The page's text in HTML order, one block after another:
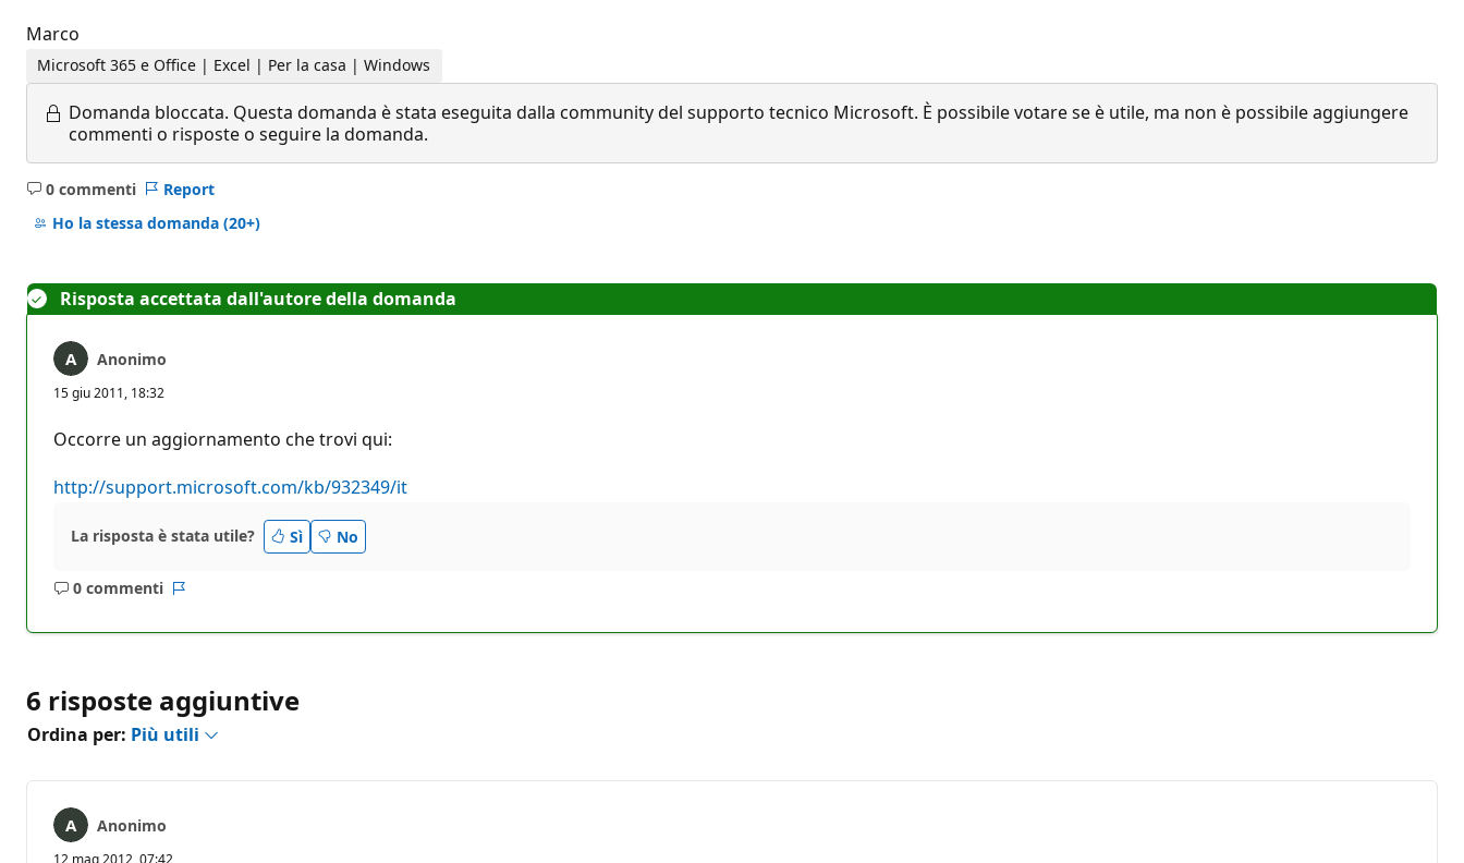
Marco
Microsoft 365 e Office | Excel | Per la casa | Windows
Domanda bloccata. Questa domanda è stata eseguita dalla community del supporto tecnico Microsoft. È possibile votare se è utile, ma non è possibile aggiungere
commenti o risposte o seguire la domanda.
0 commenti
Nessun
commento
Report
Ho la stessa domanda (20+)
Risposta accettata dall'autore della domanda
Anonimo
15 giu 2011, 18:32
Occorre un aggiornamento che trovi qui:
http://support.microsoft.com/kb/932349/it
La risposta è stata utile? Sì No
0 commenti
Nessun
6 risposte aggiuntive
Ordina per: Più utili
Anonimo
12 mag 2012, 07:42